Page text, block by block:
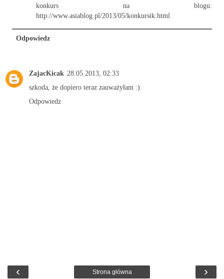
konkurs na blogu:
http://www.asiablog.pl/2013/05/konkursik.html
Odpowiedz
ZajacKicak 28.05.2013, 02:33
szkoda, że dopiero teraz zauważyłam :)
Odpowiedz
‹ ›
Strona główna